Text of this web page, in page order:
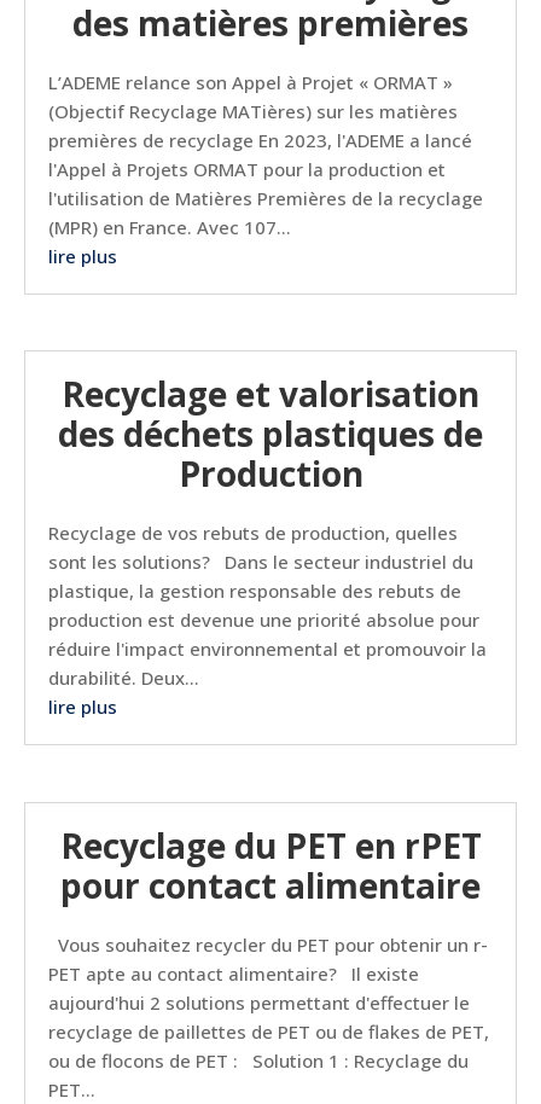
des matières premières
L’ADEME relance son Appel à Projet « ORMAT »
(Objectif Recyclage MATières) sur les matières
premières de recyclage En 2023, l'ADEME a lancé
l'Appel à Projets ORMAT pour la production et
l'utilisation de Matières Premières de la recyclage
(MPR) en France. Avec 107...
lire plus
Recyclage et valorisation
des déchets plastiques de
Production
Recyclage de vos rebuts de production, quelles
sont les solutions? Dans le secteur industriel du
plastique, la gestion responsable des rebuts de
production est devenue une priorité absolue pour
réduire l'impact environnemental et promouvoir la
durabilité. Deux...
lire plus
Recyclage du PET en rPET
pour contact alimentaire
Vous souhaitez recycler du PET pour obtenir un r-
PET apte au contact alimentaire? Il existe
aujourd'hui 2 solutions permettant d'effectuer le
recyclage de paillettes de PET ou de flakes de PET,
ou de flocons de PET : Solution 1 : Recyclage du
PET...